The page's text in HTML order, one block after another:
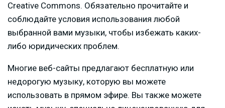
Creative Commons. Обязательно прочитайте и
соблюдайте условия использования любой
выбранной вами музыки, чтобы избежать каких-
либо юридических проблем.
Многие веб-сайты предлагают бесплатную или
недорогую музыку, которую вы можете
использовать в прямом эфире. Вы также можете